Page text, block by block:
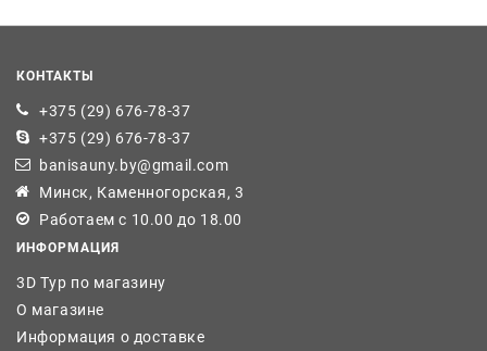
КОНТАКТЫ
+375 (29) 676-78-37
+375 (29) 676-78-37
banisauny.by@gmail.com
Минск, Каменногорская, 3
Работаем с 10.00 до 18.00
ИНФОРМАЦИЯ
3D Тур по магазину
О магазине
Информация о доставке